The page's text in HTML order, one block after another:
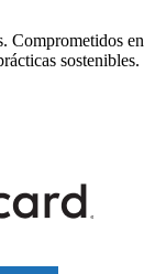
Comprometidos en
sostenibles.